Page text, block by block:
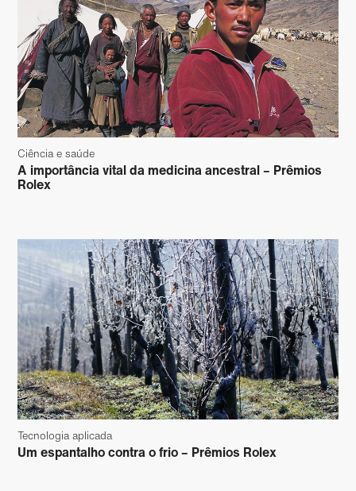
Ciência e saúde
A importância vital da medicina ancestral – Prêmios
Rolex
Tecnologia aplicada
Um espantalho contra o frio – Prêmios Rolex